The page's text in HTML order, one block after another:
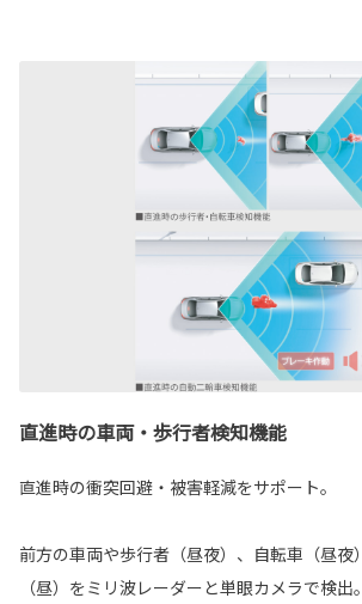
直進時の車両・歩行者検知機能
直進時の衝突回避・被害軽減をサポート。
前方の車両や歩行者（昼夜）、自転車（昼夜
（昼）をミリ波レーダーと単眼カメラで検